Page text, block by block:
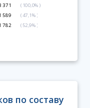
371
(100,0%)
589
(47,1%)
782 (52,9%)
по составу